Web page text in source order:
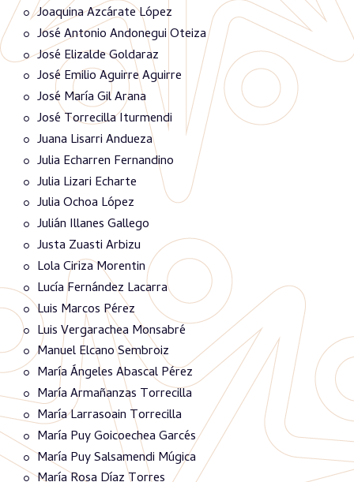
Joaquina Azcárate López
José Antonio Andonegui Oteiza
José Elizalde Goldaraz
José Emilio Aguirre Aguirre
José María Gil Arana
José Torrecilla Iturmendi
Juana Lisarri Andueza
Julia Echarren Fernandino
Julia Lizari Echarte
Julia Ochoa López
Julián Illanes Gallego
Justa Zuasti Arbizu
Lola Ciriza Morentin
Lucía Fernández Lacarra
Luis Marcos Pérez
Luis Vergarachea Monsabré
Manuel Elcano Sembroiz
María Ángeles Abascal Pérez
María Armañanzas Torrecilla
María Larrasoain Torrecilla
María Puy Goicoechea Garcés
María Puy Salsamendi Múgica